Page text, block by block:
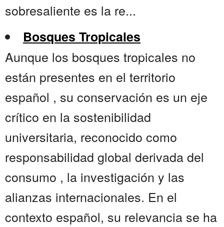
sobresaliente es la re...
Bosques Tropicales
Aunque los bosques tropicales no
están presentes en el territorio
español , su conservación es un eje
crítico en la sostenibilidad
universitaria, reconocido como
responsabilidad global derivada del
consumo , la investigación y las
alianzas internacionales. En el
contexto español, su relevancia se ha